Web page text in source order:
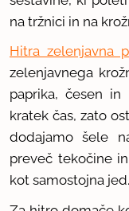
na tržnici in na
Hitra zelenjavna
zelenjavnega
paprika, česen in
kratek čas, zato
dodajamo šele
preveč tekočine
kot samostojna jed.